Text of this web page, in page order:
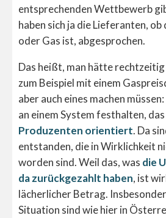
entsprechenden Wettbewerb
haben sich ja die Lieferanten,
oder Gas ist, abgesprochen.
Das heißt, man hätte
zum Beispiel mit einem
aber auch eines machen
an einem System festhalten, das
Produzenten orientiert. Da
entstanden, die in Wirklichkeit
worden sind. Weil das, was die
da zurückgezahlt haben, ist
lächerlicher Betrag.
Situation sind wie hier in